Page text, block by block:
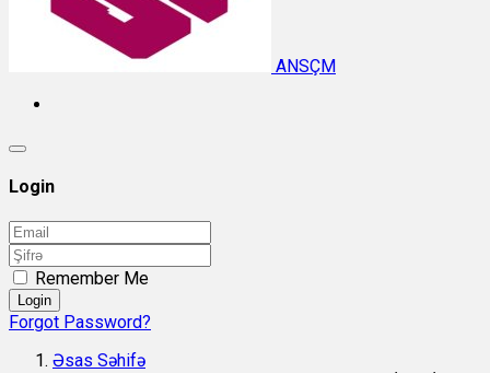
ANSÇM
Login
Remember Me
Login
Forgot Password?
Əsas Səhifə